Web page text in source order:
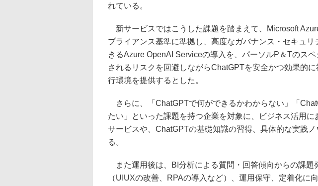
れている。
新サービスではこうした課題を踏まえて、Microsoft
プライアンス基準に準拠し、高度なガバナンス・セキュ
きるAzure OpenAI Serviceの導入を、パーソルP＆Tのス
されるリスクを回避しながらChatGPTを安全かつ効果的
行環境を提供するとした。
さらに、「ChatGPTで何ができるかわからない」「
たい」といった課題を持つ企業を対象に、ビジネス活用
サービスや、ChatGPTの基礎知識の習得、具体的な実践
る。
また運用後は、BI分析による質問・回答傾向からの課題
（UIUXの改善、RPAの導入など）、運用保守、定着化に